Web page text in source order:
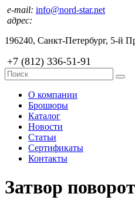
e-mail: info@nord-star.net
адрес:
196240, Санкт-Петербург, 5-й
+7 (812) 336-51-91
О компании
Брошюры
Каталог
Новости
Статьи
Сертификаты
Контакты
Затвор